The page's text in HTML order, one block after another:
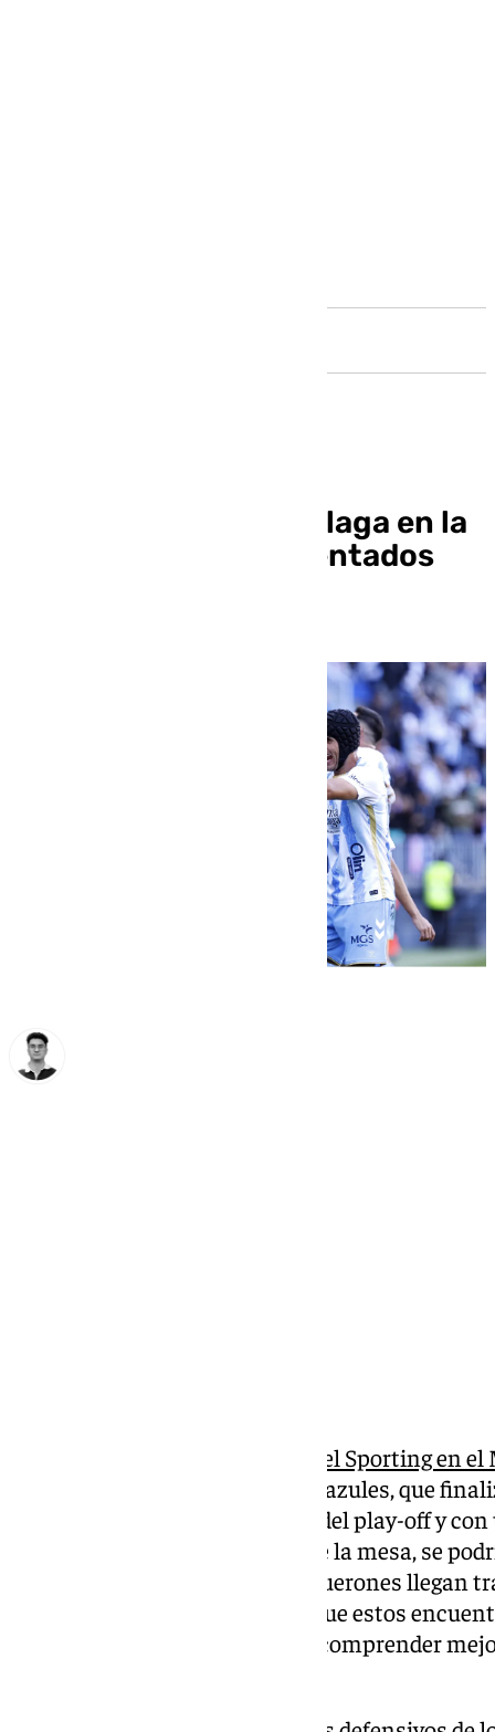
Los 30 puntos del Málaga en la
primera vuelta, sustentados
Con la victoria del Málaga ante el Sporting en
primera vuelta para los blanquiazules, que
posición, con 30 puntos, a tres del play-off y
descenso. Estos números, sobre la mesa, se
teniendo en cuenta que los boquerones llegan
RFEF la pasada campaña, aunque estos
muchos otros factores y poder comprender